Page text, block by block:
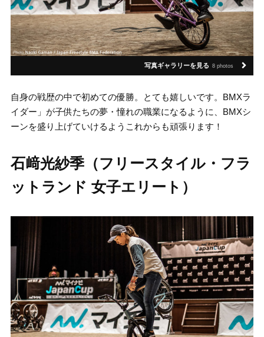
写真ギャラリーを見る 8 photos
自身の戦歴の中で初めての優勝。とても嬉しいです。BMXラ
イダー」が子供たちの夢・憧れの職業になるように、BMXシ
ーンを盛り上げていけるようこれからも頑張ります！
石﨑光紗季（フリースタイル・フラ
ットランド 女子エリート）